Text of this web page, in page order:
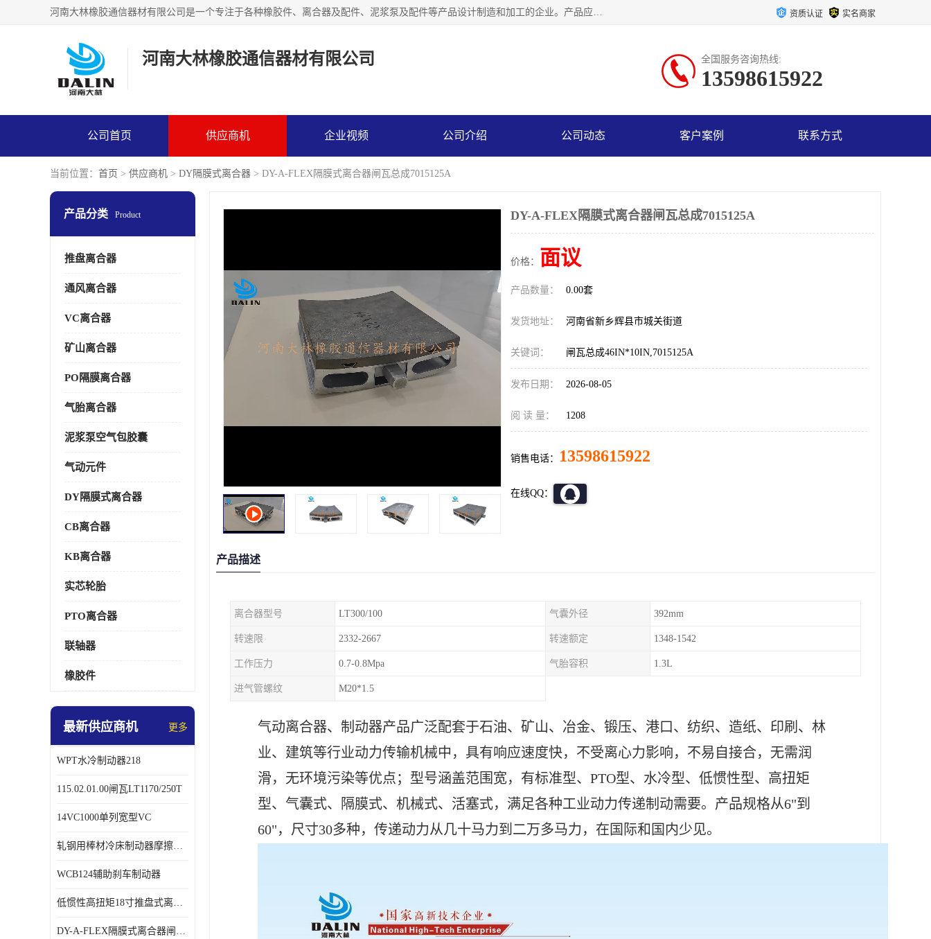
河南大林橡胶通信器材有限公司是一个专注于各种橡胶件、离合器及配件、泥浆泵及配件等产品设计制造和加工的企业。产品应用于矿山、冶金、石油、钢铁、化工、水泥、船舶、造纸、通用机械等各种大功率机械传动或制动装置。 资质认证 实名商家
河南大林橡胶通信器材有限公司 全国服务咨询热线:
13598615922
公司首页 供应商机 企业视频 公司介绍 公司动态 客户案例 联系方式
当前位置： 首页 > 供应商机 > DY隔膜式离合器 > DY-A-FLEX隔膜式离合器闸瓦总成7015125A
产品分类 Product
推盘离合器
通风离合器
VC离合器
矿山离合器
PO隔膜离合器
气胎离合器
泥浆泵空气包胶囊
气动元件
DY隔膜式离合器
CB离合器
KB离合器
实芯轮胎
PTO离合器
联轴器
橡胶件
最新供应商机 更多
WPT水冷制动器218
115.02.01.00闸瓦LT1170/250T
14VC1000单列宽型VC
轧钢用棒材冷床制动器摩擦片218
WCB124辅助刹车制动器
低惯性高扭矩18寸推盘式离合器中心盘齿盘W18-11-101
DY-A-FLEX隔膜式离合器闸瓦总成7015125A
DY-A-FLEX隔膜式离合器闸瓦总成7015125A
价格： 面议
产品数量： 0.00套
发货地址： 河南省新乡辉县市城关街道
关键词： 闸瓦总成46IN*10IN,7015125A
发布日期： 2026-08-05
阅 读 量： 1208
销售电话： 13598615922
在线QQ：
产品描述
离合器型号 LT300/100 气囊外径 392mm
转速限 2332-2667 转速额定 1348-1542
工作压力 0.7-0.8Mpa 气胎容积 1.3L
进气管螺纹 M20*1.5
气动离合器、制动器产品广泛配套于石油、矿山、冶金、锻压、港口、纺织、造纸、印刷、林
业、建筑等行业动力传输机械中，具有响应速度快，不受离心力影响，不易自接合，无需润
滑，无环境污染等优点；型号涵盖范围宽，有标准型、 PTO型、水冷型、低惯性型、高扭矩
型、气囊式、隔膜式、机械式、活塞式，满足各种工业动力传递制动需要。产品规格从6"到
60"，尺寸30多种，传递动力从几十马力到二万多马力，在国际和国内少见。